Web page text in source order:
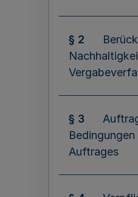
§ 2
§ 3
Auftrages